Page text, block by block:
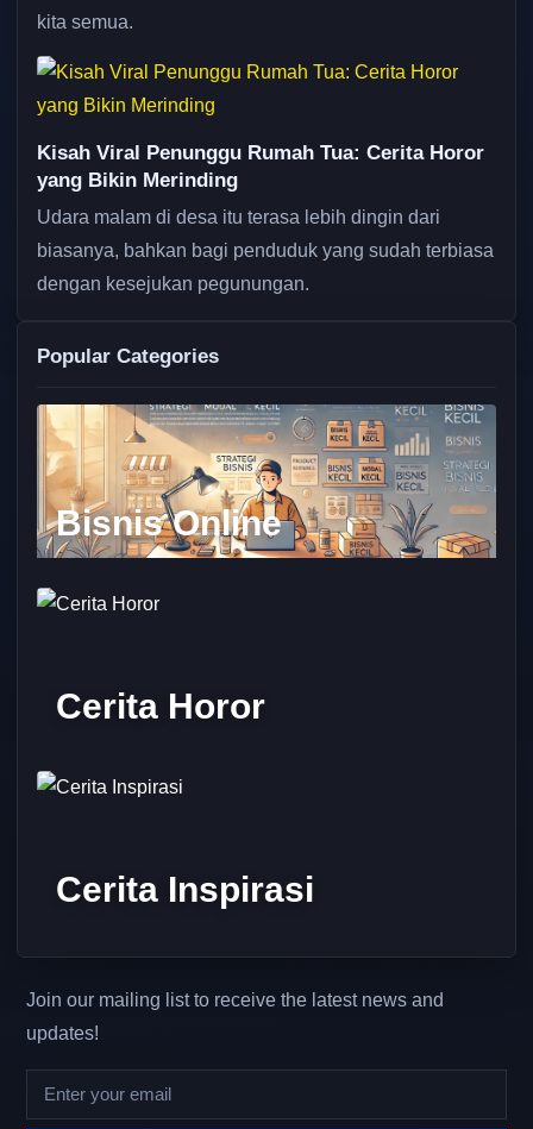
kita semua.
Kisah Viral Penunggu Rumah Tua: Cerita Horor
yang Bikin Merinding
Udara malam di desa itu terasa lebih dingin dari
biasanya, bahkan bagi penduduk yang sudah terbiasa
dengan kesejukan pegunungan.
Popular Categories
Bisnis Online
Cerita Horor
Cerita Inspirasi
Join our mailing list to receive the latest news and
updates!